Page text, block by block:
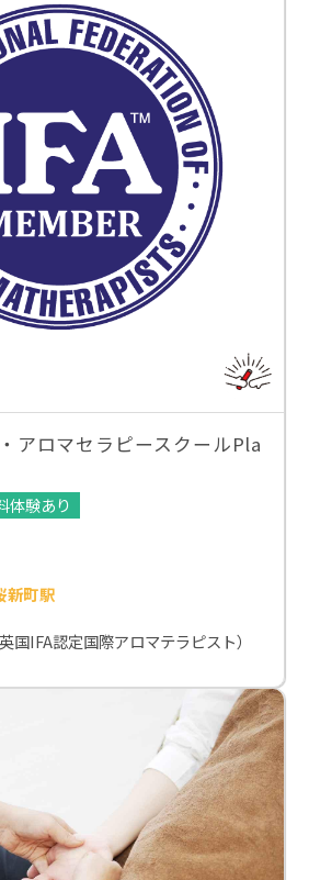
アロマセラピースクールPla
体験あり
新町駅
国IFA認定国際アロマテラピスト）